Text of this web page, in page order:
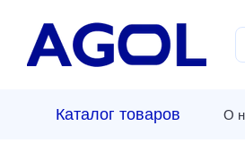
Каталог товаров О